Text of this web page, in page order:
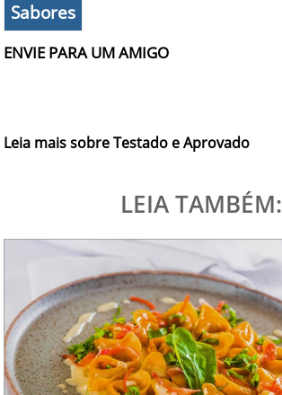
Sabores
ENVIE PARA UM AMIGO
Leia mais sobre Testado e Aprovado
LEIA TAMBÉM: